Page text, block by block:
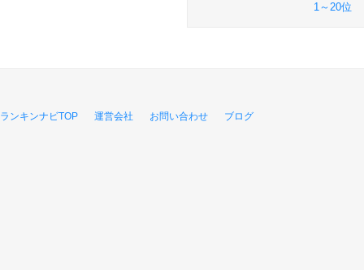
1～20位
ランキンナビTOP 運営会社 お問い合わせ ブログ